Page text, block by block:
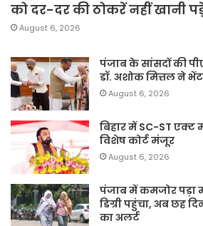
को दर-दर की ठोकरें नहीं खानी
August 6, 2026
पंजाब के सांसदों की
डॉ. अशोक मित्तल ने
August 6, 2026
बिहार में SC-ST एक्ट
विशेष कोर्ट मंजूर
August 6, 2026
पंजाब में कमजोर पड़ा
डिग्री पहुंचा, अब छह
का अलर्ट